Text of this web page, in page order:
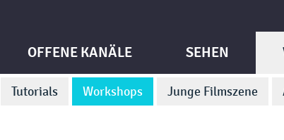
OFFENE KANÄLE SEHEN
Tutorials Workshops Junge Filmszene